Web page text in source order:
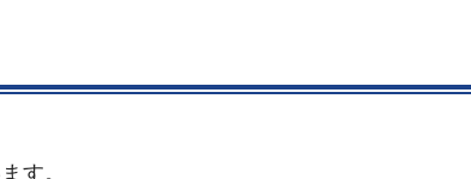
す。